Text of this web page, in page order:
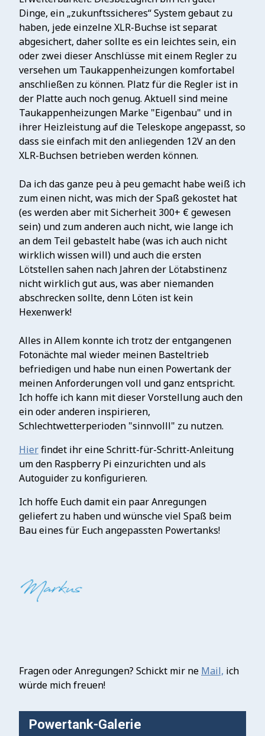
Dinge, ein „zukunftssicheres“ System gebaut zu
haben, jede einzelne XLR-Buchse ist separat
abgesichert, daher sollte es ein leichtes sein, ein
oder zwei dieser Anschlüsse mit einem Regler zu
versehen um Taukappenheizungen komfortabel
anschließen zu können. Platz für die Regler ist in
der Platte auch noch genug. Aktuell sind meine
Taukappenheizungen Marke "Eigenbau" und in
ihrer Heizleistung auf die Teleskope angepasst, so
dass sie einfach mit den anliegenden 12V an den
XLR-Buchsen betrieben werden können.
Da ich das ganze peu à peu gemacht habe weiß ich
zum einen nicht, was mich der Spaß gekostet hat
(es werden aber mit Sicherheit 300+ € gewesen
sein) und zum anderen auch nicht, wie lange ich
an dem Teil gebastelt habe (was ich auch nicht
wirklich wissen will) und auch die ersten
Lötstellen sahen nach Jahren der Lötabstinenz
nicht wirklich gut aus, was aber niemanden
abschrecken sollte, denn Löten ist kein
Hexenwerk!
Alles in Allem konnte ich trotz der entgangenen
Fotonächte mal wieder meinen Basteltrieb
befriedigen und habe nun einen Powertank der
meinen Anforderungen voll und ganz entspricht.
Ich hoffe ich kann mit dieser Vorstellung auch den
ein oder anderen inspirieren,
Schlechtwetterperioden "sinnvolll" zu nutzen.
Hierfindet ihr eine Schritt-für-Schritt-Anleitung
um den Raspberry Pi einzurichten und als
Autoguider zu konfigurieren.
Ich hoffe Euch damit ein paar Anregungen
geliefert zu haben und wünsche viel Spaß beim
Bau eines für Euch angepassten Powertanks!
Fragen oder Anregungen? Schickt mir ne Mail, ich
würde mich freuen!
Powertank-Galerie